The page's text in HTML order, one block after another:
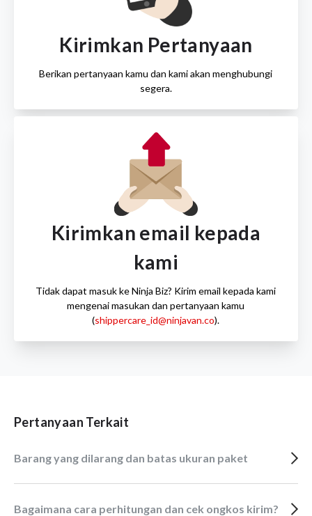
Pertanyaan Terkait
Barang yang dilarang dan batas ukuran paket
Bagaimana cara perhitungan dan cek ongkos kirim?
Kirimkan Pertanyaan
Berikan pertanyaan kamu dan kami akan menghubungi
segera.
Kirimkan email kepada
kami
Tidak dapat masuk ke Ninja Biz? Kirim email kepada kami
mengenai masukan dan pertanyaan kamu
(shippercare_id@ninjavan.co).